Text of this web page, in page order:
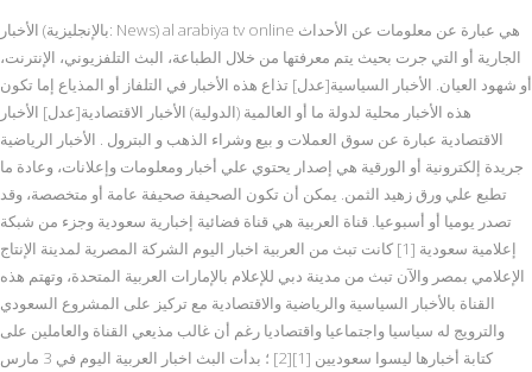
الأخبار (بالإنجليزية: News) al arabiya tv online هي عبارة عن معلومات عن الأحداث
الجارية أو التي جرت بحيث يتم معرفتها من خلال الطباعة، البث التلفزيوني، الإنترنت،
أو شهود العيان. الأخبار السياسية[عدل] تذاع هذه الأخبار في التلفاز أو المذياع إما تكون
هذه الأخبار محلية لدولة ما أو العالمية (الدولية) الأخبار الاقتصادية[عدل] الأخبار
الاقتصادية عبارة عن سوق العملات و بيع وشراء الذهب و البترول . الأخبار الرياضية
جريدة إلكترونية أو الورقية هي إصدار يحتوي علي أخبار ومعلومات وإعلانات، وعادة ما
تطبع علي ورق زهيد الثمن. يمكن أن تكون الصحيفة صحيفة عامة أو متخصصة، وقد
تصدر يوميا أو أسبوعيا. قناة العربية هي قناة فضائية إخبارية سعودية وجزء من شبكة
إعلامية سعودية [1] كانت تبث من العربية اخبار اليوم الشركة المصرية لمدينة الإنتاج
الإعلامي بمصر والآن تبث من مدينة دبي للإعلام بالإمارات العربية المتحدة، وتهتم هذه
القناة بالأخبار السياسية والرياضية والاقتصادية مع تركيز على المشروع السعودي
والترويج له سياسيا واجتماعيا واقتصاديا رغم أن غالب مذيعي القناة والعاملين على
كتابة أخبارها ليسوا سعوديين [1][2] ؛ بدأت البث اخبار العربية اليوم في 3 مارس